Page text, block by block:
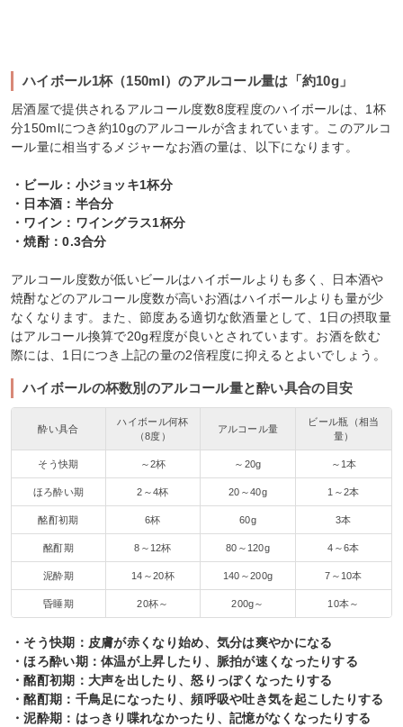
ハイボール1杯（150ml）のアルコール量は「約10g」
居酒屋で提供されるアルコール度数8度程度のハイボールは、1杯
分150mlにつき約10gのアルコールが含まれています。このアルコ
ール量に相当するメジャーなお酒の量は、以下になります。
・ビール：小ジョッキ1杯分
・日本酒：半合分
・ワイン：ワイングラス1杯分
・焼酎：0.3合分
アルコール度数が低いビールはハイボールよりも多く、日本酒や
焼酎などのアルコール度数が高いお酒はハイボールよりも量が少
なくなります。また、節度ある適切な飲酒量として、1日の摂取量
はアルコール換算で20g程度が良いとされています。お酒を飲む
際には、1日につき上記の量の2倍程度に抑えるとよいでしょう。
ハイボールの杯数別のアルコール量と酔い具合の目安
酔い具合
ハイボール何杯
（8度）
アルコール量
ビール瓶（相当
量）
そう快期 ～2杯 ～20g ～1本
ほろ酔い期 2～4杯 20～40g 1～2本
酩酊初期 6杯 60g 3本
酩酊期 8～12杯 80～120g 4～6本
泥酔期 14～20杯 140～200g 7～10本
昏睡期 20杯～ 200g～ 10本～
・そう快期：皮膚が赤くなり始め、気分は爽やかになる
・ほろ酔い期：体温が上昇したり、脈拍が速くなったりする
・酩酊初期：大声を出したり、怒りっぽくなったりする
・酩酊期：千鳥足になったり、頻呼吸や吐き気を起こしたりする
・泥酔期：はっきり喋れなかったり、記憶がなくなったりする